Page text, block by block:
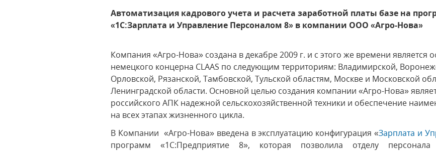
Автоматизация кадрового учета и расчета заработной платы базе на
«1С:Зарплата и Управление Персоналом 8» в компании ООО «Агро-Нова»
Компания «Агро-Нова» создана в декабре 2009 г. и с этого же времени
немецкого концерна CLAAS по следующим территориям: Владимирской,
Орловской, Рязанской, Тамбовской, Тульской областям, Москве и Московской
Ленинградской области. Основной целью создания компании «Агро-Нова»
российского АПК надежной сельскохозяйственной техники и обеспечение
на всех этапах жизненного цикла.
В Компании «Агро-Нова» введена в эксплуатацию конфигурация «Зарплата и
программ «1С:Предприятие 8», которая позволила отделу